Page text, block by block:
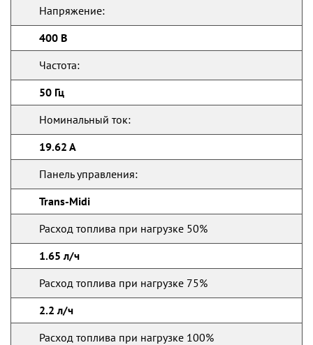
Напряжение:
400 В
Частота:
50 Гц
Номинальный ток:
19.62 А
Панель управления:
Trans-Midi
Расход топлива при нагрузке 50%
1.65 л/ч
Расход топлива при нагрузке 75%
2.2 л/ч
Расход топлива при нагрузке 100%